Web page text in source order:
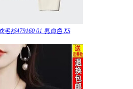
衫479160 01 乳白色 XS